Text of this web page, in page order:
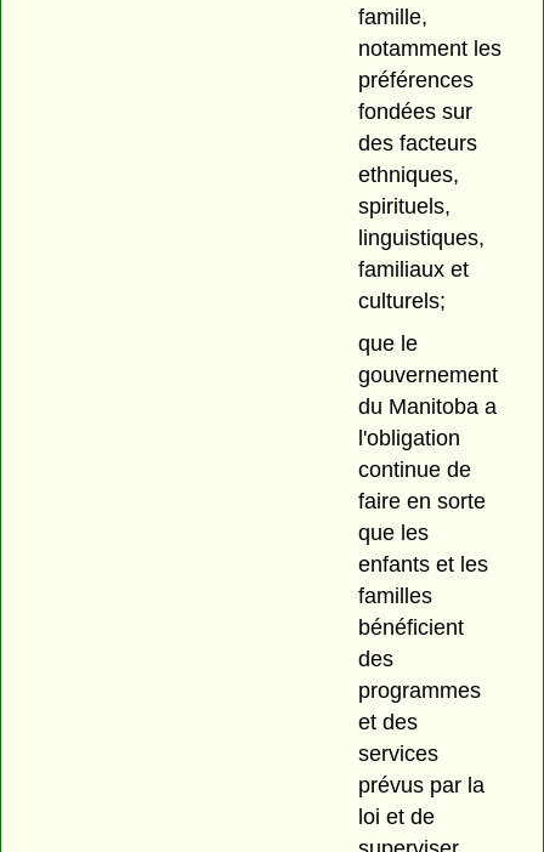
famille,
notamment les
préférences
fondées sur
des facteurs
ethniques,
spirituels,
linguistiques,
familiaux et
culturels;
que le
gouvernement
du Manitoba a
l'obligation
continue de
faire en sorte
que les
enfants et les
familles
bénéficient
des
programmes
et des
services
prévus par la
loi et de